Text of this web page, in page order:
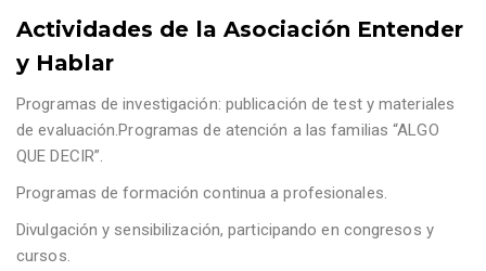
Actividades de la Asociación Entender
y Hablar
Programas de investigación: publicación de test y materiales
de evaluación.Programas de atención a las familias “ALGO
QUE DECIR”.
Programas de formación continua a profesionales.
Divulgación y sensibilización, participando en congresos y
cursos.